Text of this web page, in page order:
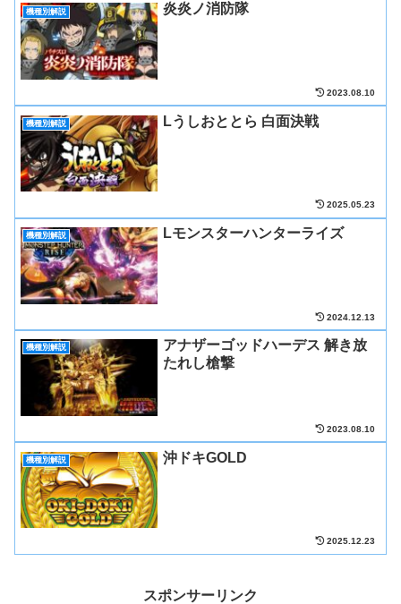
機種別解説 炎炎ノ消防隊
2023.08.10
機種別解説 Lうしおととら 白面決戦
2025.05.23
機種別解説 Lモンスターハンターライズ
2024.12.13
機種別解説
アナザーゴッドハーデス 解き放
たれし槍撃
2023.08.10
機種別解説 沖ドキGOLD
2025.12.23
スポンサーリンク